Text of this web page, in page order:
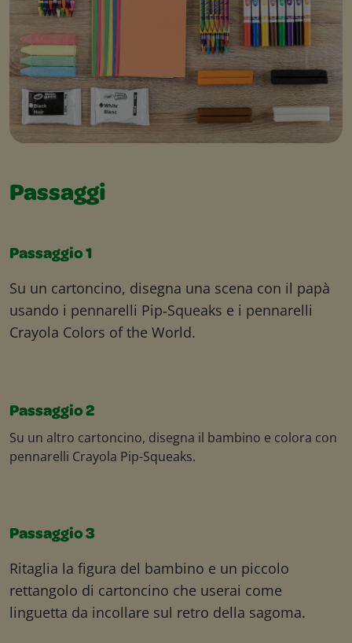
Passaggi
Passaggio 1
Su un cartoncino, disegna una scena con il papà
usando i pennarelli Pip‑Squeaks e i pennarelli
Crayola Colors of the World.
Passaggio 2
Su un altro cartoncino, disegna il bambino e colora con
pennarelli Crayola Pip-Squeaks.
Passaggio 3
Ritaglia la figura del bambino e un piccolo
rettangolo di cartoncino che userai come
linguetta da incollare sul retro della sagoma.